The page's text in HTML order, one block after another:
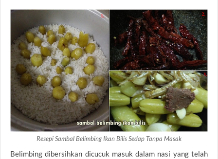
Resepi Sambal Belimbing Ikan Bilis Sedap Tanpa Masak
Belimbing dibersihkan dicucuk masuk dalam nasi yang telah